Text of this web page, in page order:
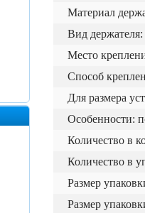
Материал
Вид
Место
Способ
Для размера
Особенности:
Количество в
Количество в
Размер
Размер